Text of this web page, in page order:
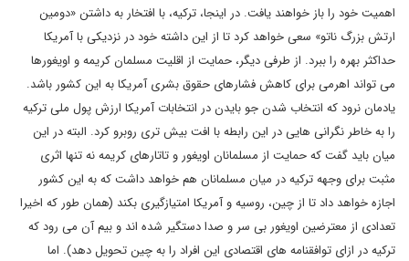
اهمیت خود را باز خواهند یافت. در اینجا، ترکیه، با افتخار به داشتن «دومین
ارتش بزرگ ناتو» سعی خواهد کرد تا از این داشته خود در نزدیکی با آمریکا
حداکثر بهره را ببرد. از طرفی دیگر، حمایت از اقلیت مسلمان کریمه و اویغورها
می تواند اهرمی برای کاهش فشارهای حقوق بشری آمریکا به این کشور باشد.
یادمان نرود که انتخاب شدن جو بایدن در انتخابات آمریکا ارزش پول ملی ترکیه
را به خاطر نگرانی هایی در این رابطه با افت بیش تری روبرو کرد. البته در این
میان باید گفت که حمایت از مسلمانان اویغور و تاتارهای کریمه نه تنها اثری
مثبت برای وجهه ترکیه در میان مسلمانان هم خواهد داشت که به این کشور
اجازه خواهد داد تا از چین، روسیه و آمریکا امتیازگیری بکند (همان طور که اخیرا
تعدادی از معترضین اویغور بی سر و صدا دستگیر شده اند و بیم آن می رود که
ترکیه در ازای توافقنامه های اقتصادی این افراد را به چین تحویل دهد). اما